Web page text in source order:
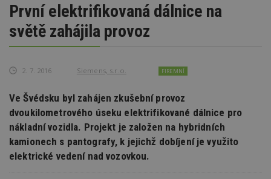
První elektrifikovaná dálnice na
světě zahájila provoz
2. 7. 2016 Siemens, s.r.o. FIREMNÍ
Ve Švédsku byl zahájen zkušební provoz
dvoukilometrového úseku elektrifikované dálnice pro
nákladní vozidla. Projekt je založen na hybridních
kamionech s pantografy, k jejichž dobíjení je využito
elektrické vedení nad vozovkou.